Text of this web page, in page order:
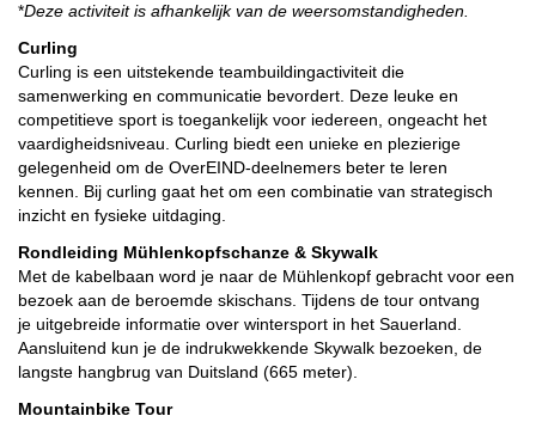
*Deze activiteit is afhankelijk van de weersomstandigheden.
Curling
Curling is een uitstekende teambuildingactiviteit die
samenwerking en communicatie bevordert. Deze leuke en
competitieve sport is toegankelijk voor iedereen, ongeacht het
vaardigheidsniveau. Curling biedt een unieke en plezierige
gelegenheid om de OverEIND-deelnemers beter te leren
kennen. Bij curling gaat het om een combinatie van strategisch
inzicht en fysieke uitdaging.
Rondleiding Mühlenkopfschanze & Skywalk
Met de kabelbaan word je naar de Mühlenkopf gebracht voor een
bezoek aan de beroemde skischans. Tijdens de tour ontvang
je uitgebreide informatie over wintersport in het Sauerland.
Aansluitend kun je de indrukwekkende Skywalk bezoeken, de
langste hangbrug van Duitsland (665 meter).
Mountainbike Tour